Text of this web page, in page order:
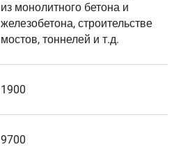
из монолитного бетона и
железобетона, строительстве
мостов, тоннелей и т.д.
1900
9700